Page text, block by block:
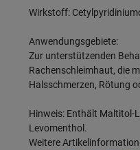
Wirkstoff:
Anwendungsgebiete:
Zur unterstützenden
Rachenschleimhaut, die
Halsschmerzen, Rötung
Hinweis: Enthält Maltitol-
Levomenthol.
Weitere